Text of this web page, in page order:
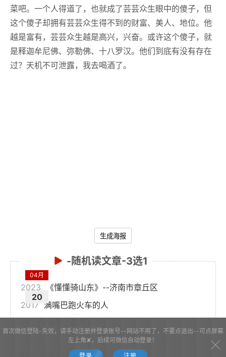
菜吧。一个人得道了，也就成了芸芸众生眼中的傻子，但
这个傻子却拥有芸芸众生得不到的财富、美人、地位。他
越是富有，芸芸众生越是高兴，兴奋。或许这个傻子，就
是释迦牟尼佛、弥勒佛、十八罗汉。他们到底有没有存在
过？天机不可泄露，我去喝酒了。
生成海报
-随机读文章-3选1
04月
20
2023
《懂懂骑山东》--济南市章丘区
2017 满嘴巴跑火车的人
AG-b0b0 AG
首次微信登陆-失效，请手动注册并登录账号--网站不用了，不要点退出--可点屏幕
左上角✘，后续可微信自动登录！